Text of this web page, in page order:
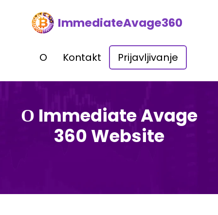
ImmediateAvage360
O Kontakt Prijavljivanje
О Immediate Avage
360 Website